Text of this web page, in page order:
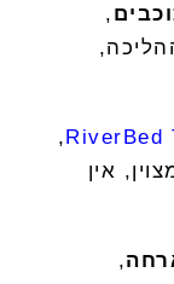
,
RiverBed
,
אין
,